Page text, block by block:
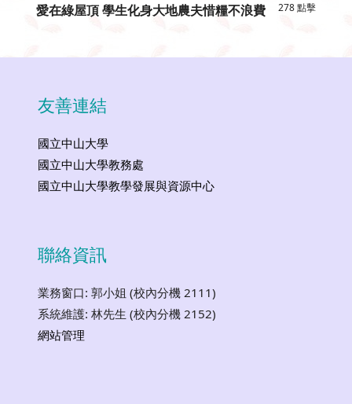
愛在綠屋頂 學生化身大地農夫惜糧不浪費 278 點擊
友善連結
國立中山大學
國立中山大學教務處
國立中山大學教學發展與資源中心
聯絡資訊
業務窗口: 郭小姐 (校內分機 2111)
系統維護: 林先生 (校內分機 2152)
網站管理